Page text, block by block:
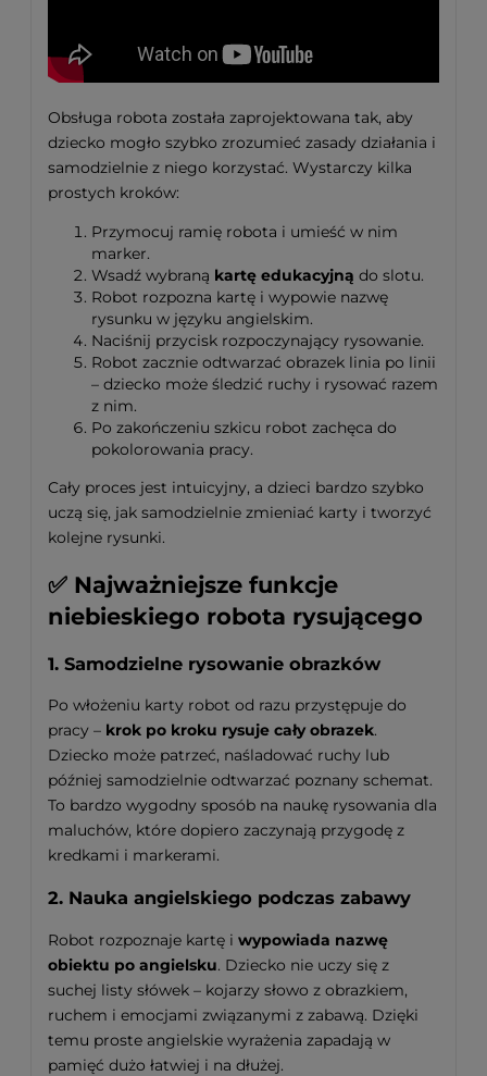
Obsługa robota została zaprojektowana tak, aby
dziecko mogło szybko zrozumieć zasady działania i
samodzielnie z niego korzystać. Wystarczy kilka
prostych kroków:
Przymocuj ramię robota i umieść w nim
marker.
Wsadź wybraną kartę edukacyjną do slotu.
Robot rozpozna kartę i wypowie nazwę
rysunku w języku angielskim.
Naciśnij przycisk rozpoczynający rysowanie.
Robot zacznie odtwarzać obrazek linia po linii
– dziecko może śledzić ruchy i rysować razem
z nim.
Po zakończeniu szkicu robot zachęca do
pokolorowania pracy.
Cały proces jest intuicyjny, a dzieci bardzo szybko
uczą się, jak samodzielnie zmieniać karty i tworzyć
kolejne rysunki.
✅ Najważniejsze funkcje
niebieskiego robota rysującego
1. Samodzielne rysowanie obrazków
Po włożeniu karty robot od razu przystępuje do
pracy – krok po kroku rysuje cały obrazek.
Dziecko może patrzeć, naśladować ruchy lub
później samodzielnie odtwarzać poznany schemat.
To bardzo wygodny sposób na naukę rysowania dla
maluchów, które dopiero zaczynają przygodę z
kredkami i markerami.
2. Nauka angielskiego podczas zabawy
Robot rozpoznaje kartę i wypowiada nazwę
obiektu po angielsku. Dziecko nie uczy się z
suchej listy słówek – kojarzy słowo z obrazkiem,
ruchem i emocjami związanymi z zabawą. Dzięki
temu proste angielskie wyrażenia zapadają w
pamięć dużo łatwiej i na dłużej.